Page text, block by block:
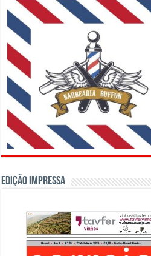
Edição Impressa